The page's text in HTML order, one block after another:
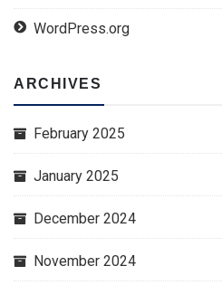
WordPress.org
ARCHIVES
February 2025
January 2025
December 2024
November 2024